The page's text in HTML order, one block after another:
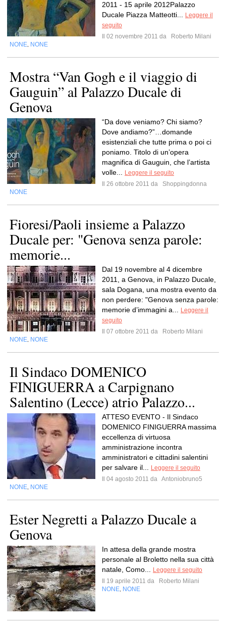
2011 - 15 aprile 2012Palazzo
Ducale Piazza Matteotti...
Leggere il
seguito
Il 02 novembre 2011 da
Roberto Milani
NONE NONE
Mostra “Van Gogh e il viaggio di
Gauguin” al Palazzo Ducale di
Genova
“Da dove veniamo? Chi siamo?
Dove andiamo?”…domande
esistenziali che tutte prima o poi ci
poniamo. Titolo di un’opera
magnifica di Gauguin, che l’artista
volle...
Leggere il seguito
Il 26 ottobre 2011 da
Shoppingdonna
NONE
Fioresi/Paoli insieme a Palazzo
Ducale per: "Genova senza parole:
memorie...
Dal 19 novembre al 4 dicembre
2011, a Genova, in Palazzo Ducale,
sala Dogana, una mostra evento da
non perdere: "Genova senza parole:
memorie d’immagini a...
Leggere il
seguito
Il 07 ottobre 2011 da
Roberto Milani
NONE NONE
Il Sindaco DOMENICO
FINIGUERRA a Carpignano
Salentino (Lecce) atrio Palazzo...
ATTESO EVENTO - Il Sindaco
DOMENICO FINIGUERRA massima
eccellenza di virtuosa
amministrazione incontra
amministratori e cittadini salentini
per salvare il...
Leggere il seguito
Il 04 agosto 2011 da Antoniobruno5
NONE NONE
Ester Negretti a Palazzo Ducale a
Genova
In attesa della grande mostra
personale al Broletto nella sua città
natale, Como...
Leggere il seguito
Il 19 aprile 2011 da
Roberto Milani
NONE NONE